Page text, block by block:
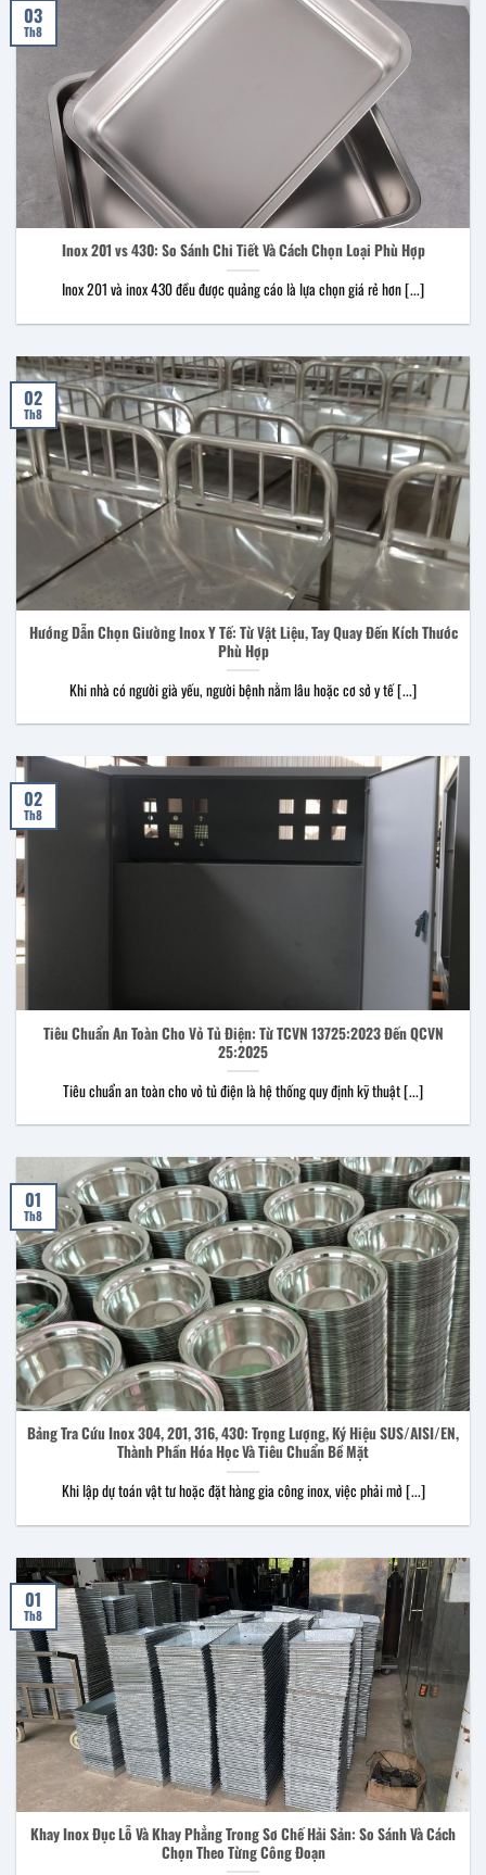
Inox 201 vs 430: So Sánh Chi Tiết Và Cách Chọn Loại Phù Hợp
Inox 201 và inox 430 đều được quảng cáo là lựa chọn giá rẻ hơn [...]
03
Th8
Hướng Dẫn Chọn Giường Inox Y Tế: Từ Vật Liệu, Tay Quay Đến Kích Thước
Phù Hợp
Khi nhà có người già yếu, người bệnh nằm lâu hoặc cơ sở y tế [...]
02
Th8
Tiêu Chuẩn An Toàn Cho Vỏ Tủ Điện: Từ TCVN 13725:2023 Đến QCVN
25:2025
Tiêu chuẩn an toàn cho vỏ tủ điện là hệ thống quy định kỹ thuật [...]
02
Th8
Bảng Tra Cứu Inox 304, 201, 316, 430: Trọng Lượng, Ký Hiệu SUS/AISI/EN,
Thành Phần Hóa Học Và Tiêu Chuẩn Bề Mặt
Khi lập dự toán vật tư hoặc đặt hàng gia công inox, việc phải mở [...]
01
Th8
Khay Inox Đục Lỗ Và Khay Phẳng Trong Sơ Chế Hải Sản: So Sánh Và Cách
Chọn Theo Từng Công Đoạn
01
Th8